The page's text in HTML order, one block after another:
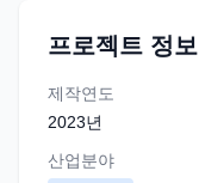
프로젝트 정보
제작연도
2023년
산업분야